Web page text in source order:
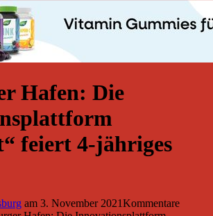
Hafen: Die
feiert 4-jähriges
am 3. November 2021Kommentare